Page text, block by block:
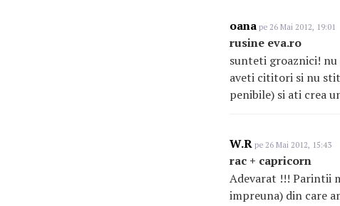
oana pe 26 Mai 2012, 19:01
rusine eva.ro
sunteti groaznici! nu
aveti cititori si nu
penibile) si ati crea
W.R pe 26 Mai 2012, 15:43
rac + capricorn
Adevarat !!! Parintii
impreuna) din care